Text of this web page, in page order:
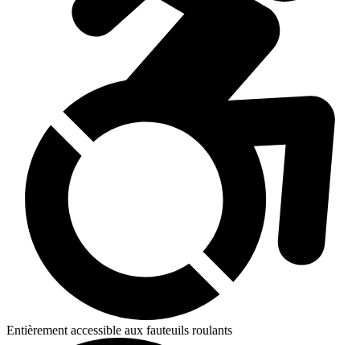
Entièrement accessible aux fauteuils roulants